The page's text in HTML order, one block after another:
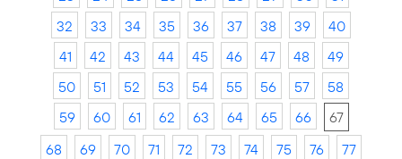
32
33 34 35 36 37 38 39
40
41
42 43 44 45 46 47 48
49
50
51 52 53 54 55 56 57
58
59
60 61 62 63 64 65 66
67
68
69 70 71 72 73 74 75 76
77